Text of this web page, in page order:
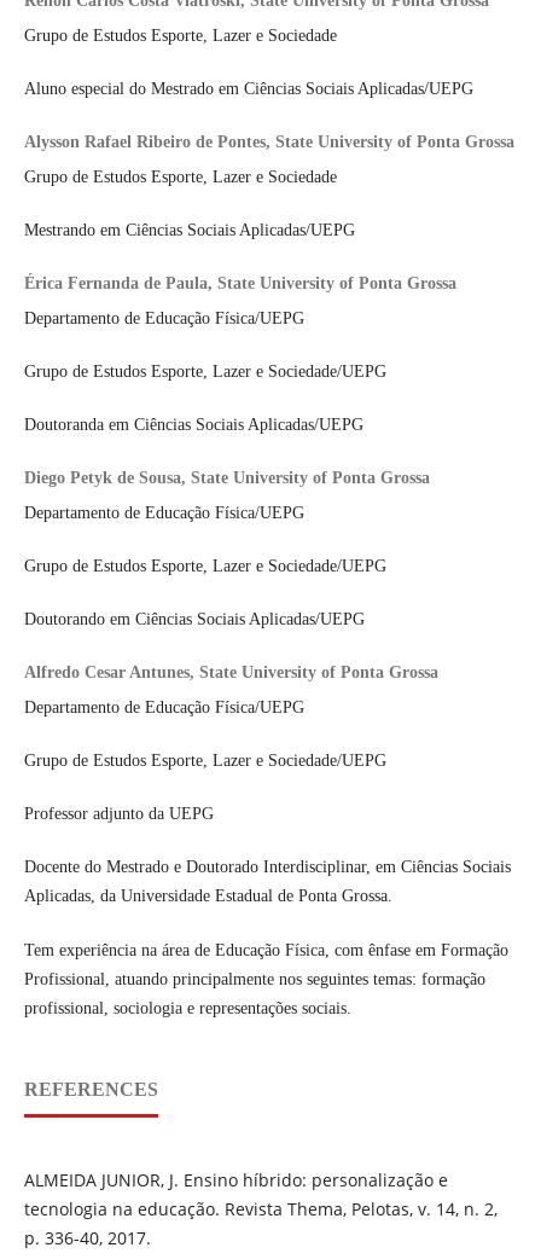
Grupo de Estudos Esporte, Lazer e Sociedade
Aluno especial do Mestrado em Ciências Sociais Aplicadas/UEPG
Alysson Rafael Ribeiro de Pontes, State University of Ponta Grossa
Grupo de Estudos Esporte, Lazer e Sociedade
Mestrando em Ciências Sociais Aplicadas/UEPG
Érica Fernanda de Paula, State University of Ponta Grossa
Departamento de Educação Física/UEPG
Grupo de Estudos Esporte, Lazer e Sociedade/UEPG
Doutoranda em Ciências Sociais Aplicadas/UEPG
Diego Petyk de Sousa, State University of Ponta Grossa
Departamento de Educação Física/UEPG
Grupo de Estudos Esporte, Lazer e Sociedade/UEPG
Doutorando em Ciências Sociais Aplicadas/UEPG
Alfredo Cesar Antunes, State University of Ponta Grossa
Departamento de Educação Física/UEPG
Grupo de Estudos Esporte, Lazer e Sociedade/UEPG
Professor adjunto da UEPG
Docente do Mestrado e Doutorado Interdisciplinar, em Ciências Sociais
Aplicadas, da Universidade Estadual de Ponta Grossa.
Tem experiência na área de Educação Física, com ênfase em Formação
Profissional, atuando principalmente nos seguintes temas: formação
profissional, sociologia e representações sociais.
REFERENCES
ALMEIDA JUNIOR, J. Ensino híbrido: personalização e
tecnologia na educação. Revista Thema, Pelotas, v. 14, n. 2,
p. 336-40, 2017.